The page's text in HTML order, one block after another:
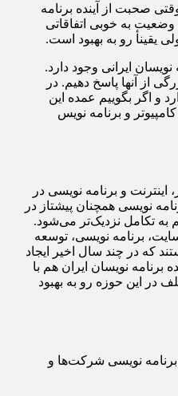
صحبت از آینده برنامه
به خوبی اتفاقاتی
یقینأ رو به بهبود است.
ایرانی وجود دارد.
از آنها پاسخ دهیم. در
و اگر بگوییم عمده این
و برنامه نویس
و برنامه نویسی در
نویسی همچنان پیشتاز در
تکامل نزدیک‌تر می‌شود.
برنامه نویسی، توسعه
که در چند سال اخیر ایجاد
برنامه نویسان ایران هم با
در این حوزه رو به بهبود
نویسی شرکت‌ها و